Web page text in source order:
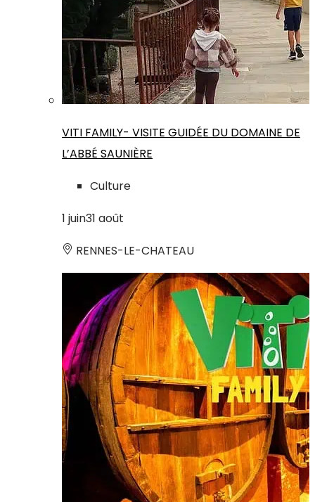
VITI FAMILY- VISITE GUIDÉE DU DOMAINE DE
L’ABBÉ SAUNIÈRE
Culture
1 juin31 août
RENNES-LE-CHATEAU